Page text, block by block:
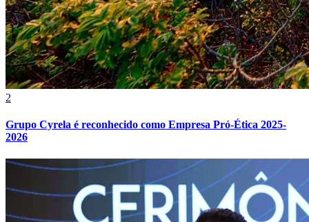
Atlético-MG
2
Grupo Cyrela é reconhecido como Empresa Pró-Ética 2025-
2026